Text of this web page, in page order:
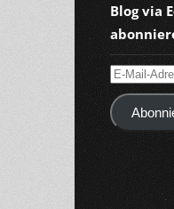
Blog via
E-
Mail-
Adresse